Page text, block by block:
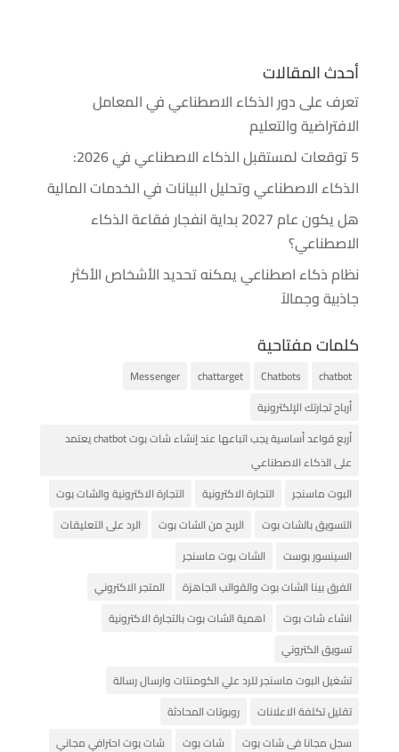
أحدث المقالات
تعرف على دور الذكاء الاصطناعي في المعامل
الافتراضية والتعليم
5 توقعات لمستقبل الذكاء الاصطناعي في 2026:
الذكاء الاصطناعي وتحليل البيانات في الخدمات المالية
هل يكون عام 2027 بداية انفجار فقاعة الذكاء
الاصطناعي؟
نظام ذكاء اصطناعي يمكنه تحديد الأشخاص الأكثر
جاذبية وجمالاً
كلمات مفتاحية
chatbot
Chatbots
chattarget
Messenger
أرباح تجارتك الإلكترونية
أربع قواعد أساسية يجب اتباعها عند إنشاء شات بوت chatbot يعتمد
على الذكاء الاصطناعي
البوت ماسنجر
التجارة الاكترونية
التجارة الاكترونية والشات بوت
التسويق بالشات بوت
الربح من الشات بوت
الرد على التعليقات
السينسور بوست
الشات بوت ماسنجر
الفرق بينا الشات بوت والقوالب الجاهزة
المتجر الاكتروني
انشاء شات بوت
اهمية الشات بوت بالتجارة الاكترونية
تسويق الكتروني
تشغيل البوت ماسنجر للرد علي الكومنتات وارسال رسالة
تقليل تكلفة الاعلانات
روبوتات المحادثة
سجل مجانا فى شات بوت
شات بوت شات بوت احترافي مجاني